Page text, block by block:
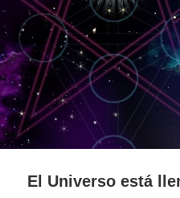
El Universo está